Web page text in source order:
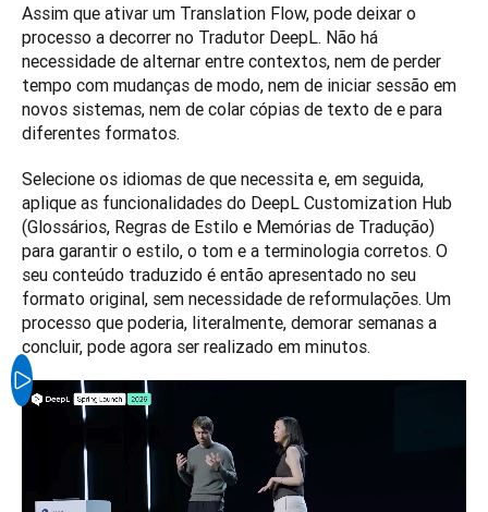
Assim que ativar um Translation Flow, pode deixar o
processo a decorrer no Tradutor DeepL. Não há
necessidade de alternar entre contextos, nem de perder
tempo com mudanças de modo, nem de iniciar sessão em
novos sistemas, nem de colar cópias de texto de e para
diferentes formatos.
Selecione os idiomas de que necessita e, em seguida,
aplique as funcionalidades do DeepL Customization Hub
(Glossários, Regras de Estilo e Memórias de Tradução)
para garantir o estilo, o tom e a terminologia corretos. O
seu conteúdo traduzido é então apresentado no seu
formato original, sem necessidade de reformulações. Um
processo que poderia, literalmente, demorar semanas a